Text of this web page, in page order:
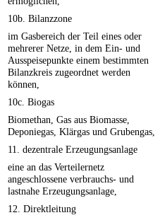
10b. Bilanzzone
im Gasbereich der Teil eines oder
mehrerer Netze, in dem Ein- und
Ausspeisepunkte einem bestimmten
Bilanzkreis zugeordnet werden
können,
10c. Biogas
Biomethan, Gas aus Biomasse,
Deponiegas, Klärgas und Grubengas,
11. dezentrale Erzeugungsanlage
eine an das Verteilernetz
angeschlossene verbrauchs- und
lastnahe Erzeugungsanlage,
12. Direktleitung